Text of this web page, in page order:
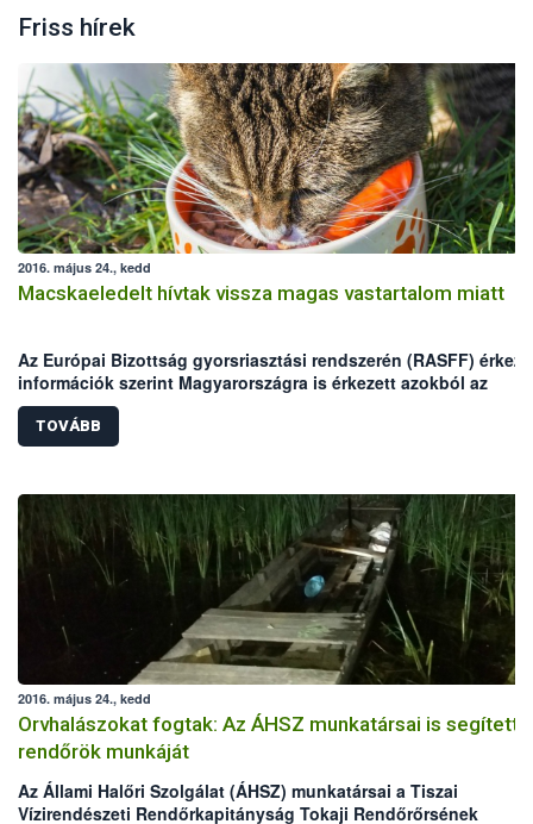
Friss hírek
2016. május 24., kedd
Macskaeledelt hívtak vissza magas vastartalom miatt
Az Európai Bizottság gyorsriasztási rendszerén (RASFF)
információk szerint Magyarországra is érkezett azokból az
egyadagos macskaeledelekből, melyekben magas vastartalmat
mértek.
TOVÁBB
2016. május 24., kedd
Orvhalászokat fogtak: Az ÁHSZ munkatársai is
rendőrök munkáját
Az Állami Halőri Szolgálat (ÁHSZ) munkatársai a Tiszai
Vízirendészeti Rendőrkapitányság Tokaji Rendőrőrsének